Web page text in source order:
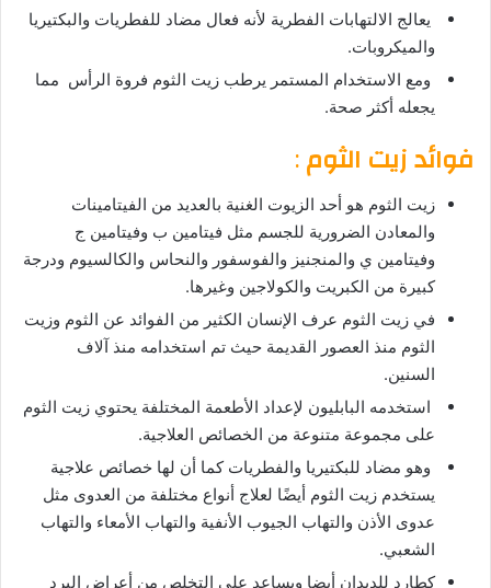
يعالج الالتهابات الفطرية لأنه فعال مضاد للفطريات والبكتيريا
والميكروبات.
ومع الاستخدام المستمر يرطب زيت الثوم فروة الرأس مما
يجعله أكثر صحة.
فوائد زيت الثوم:
زيت الثوم هو أحد الزيوت الغنية بالعديد من الفيتامينات
والمعادن الضرورية للجسم مثل فيتامين ب وفيتامين ج
وفيتامين ي والمنجنيز والفوسفور والنحاس والكالسيوم ودرجة
كبيرة من الكبريت والكولاجين وغيرها.
في زيت الثوم عرف الإنسان الكثير من الفوائد عن الثوم وزيت
الثوم منذ العصور القديمة حيث تم استخدامه منذ آلاف
السنين.
استخدمه البابليون لإعداد الأطعمة المختلفة يحتوي زيت الثوم
على مجموعة متنوعة من الخصائص العلاجية.
وهو مضاد للبكتيريا والفطريات كما أن لها خصائص علاجية
يستخدم زيت الثوم أيضًا لعلاج أنواع مختلفة من العدوى مثل
عدوى الأذن والتهاب الجيوب الأنفية والتهاب الأمعاء والتهاب
الشعبي.
كطارد للديدان أيضا ويساعد على التخلص من أعراض البرد